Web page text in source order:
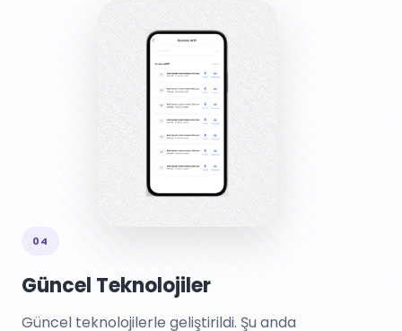
04
Güncel Teknolojiler
Güncel teknolojilerle geliştirildi. Şu anda